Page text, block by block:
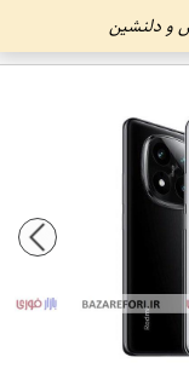
و دلنشین